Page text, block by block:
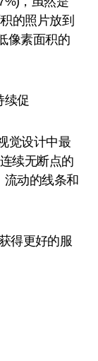
的照片放到
像素面积的
续促
设计中最
续无断点的
流动的线条和
得更好的服